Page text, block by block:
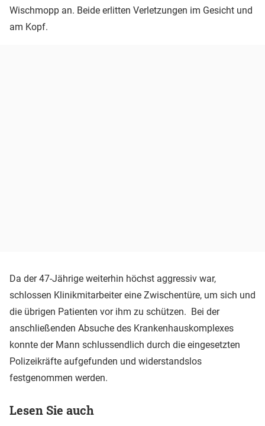
Wischmopp an. Beide erlitten Verletzungen im Gesicht und
am Kopf.
Da der 47-Jährige weiterhin höchst aggressiv war,
schlossen Klinikmitarbeiter eine Zwischentüre, um sich und
die übrigen Patienten vor ihm zu schützen. Bei der
anschließenden Absuche des Krankenhauskomplexes
konnte der Mann schlussendlich durch die eingesetzten
Polizeikräfte aufgefunden und widerstandslos
festgenommen werden.
Lesen Sie auch